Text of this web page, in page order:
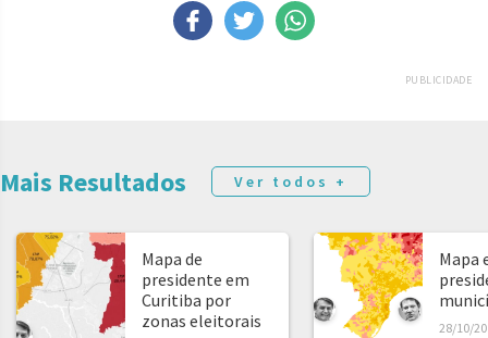
PUBLICIDADE
Mais Resultados Ver todos +
Mapa de
presidente em
Curitiba por
zonas eleitorais
Mapa
28/10/